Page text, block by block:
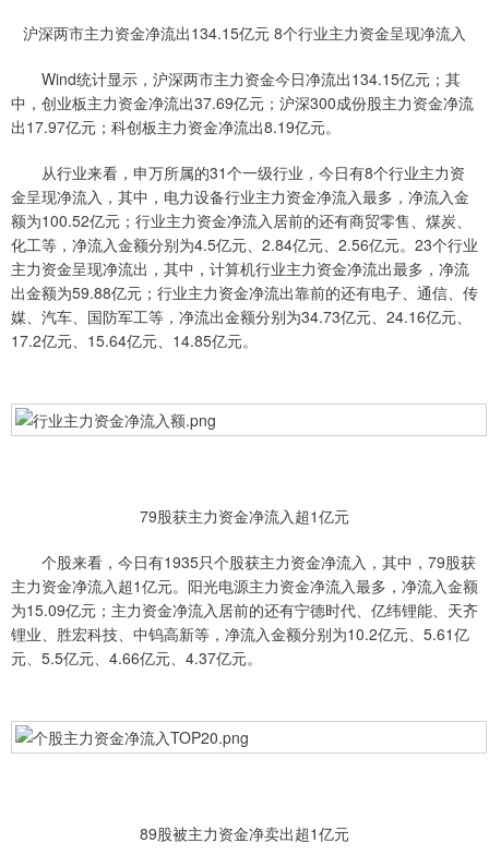
沪深两市主力资金净流出134.15亿元 8个行业主力资金呈现净流入
Wind统计显示，沪深两市主力资金今日净流出134.15亿元；其
中，创业板主力资金净流出37.69亿元；沪深300成份股主力资金净流
出17.97亿元；科创板主力资金净流出8.19亿元。
从行业来看，申万所属的31个一级行业，今日有8个行业主力资
金呈现净流入，其中，电力设备行业主力资金净流入最多，净流入金
额为100.52亿元；行业主力资金净流入居前的还有商贸零售、煤炭、
化工等，净流入金额分别为4.5亿元、2.84亿元、2.56亿元。23个行业
主力资金呈现净流出，其中，计算机行业主力资金净流出最多，净流
出金额为59.88亿元；行业主力资金净流出靠前的还有电子、通信、传
媒、汽车、国防军工等，净流出金额分别为34.73亿元、24.16亿元、
17.2亿元、15.64亿元、14.85亿元。
79股获主力资金净流入超1亿元
个股来看，今日有1935只个股获主力资金净流入，其中，79股获
主力资金净流入超1亿元。阳光电源主力资金净流入最多，净流入金额
为15.09亿元；主力资金净流入居前的还有宁德时代、亿纬锂能、天齐
锂业、胜宏科技、中钨高新等，净流入金额分别为10.2亿元、5.61亿
元、5.5亿元、4.66亿元、4.37亿元。
89股被主力资金净卖出超1亿元